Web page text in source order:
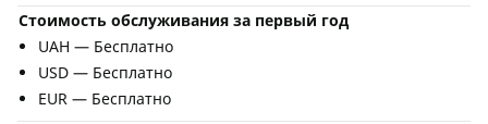
Стоимость обслуживания за первый год
UAH — Бесплатно
USD — Бесплатно
EUR — Бесплатно